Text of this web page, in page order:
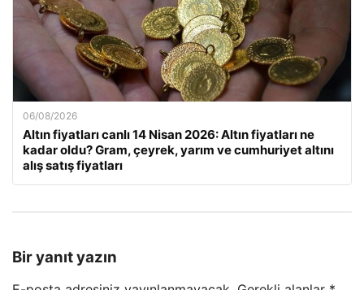
06/08/2026
Altın fiyatları canlı 14 Nisan 2026: Altın fiyatları ne
kadar oldu? Gram, çeyrek, yarım ve cumhuriyet altını
alış satış fiyatları
Bir yanıt yazın